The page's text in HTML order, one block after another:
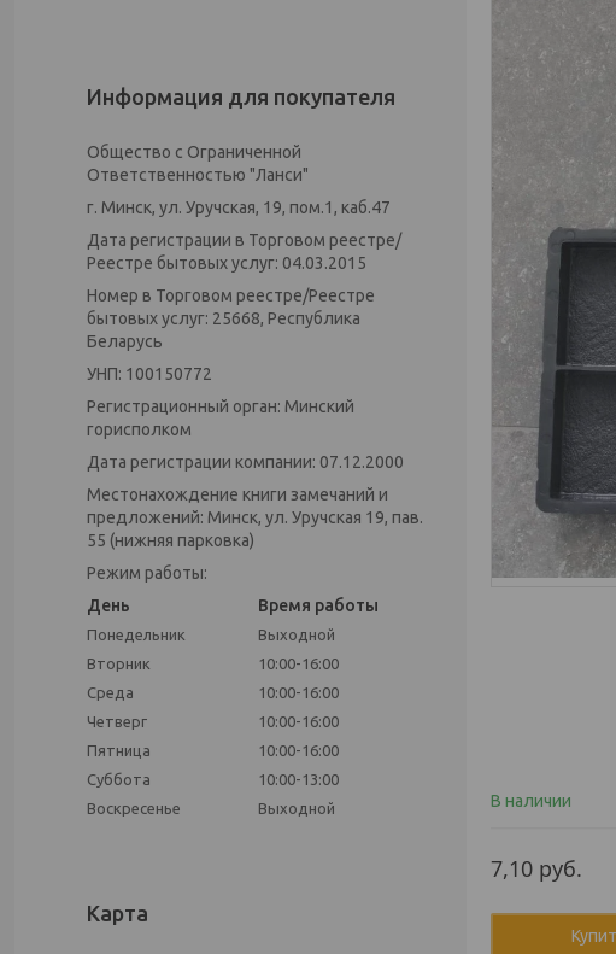
В наличии
7,10 руб.
Информация для покупателя
Общество с Ограниченной
Ответственностью "Ланси"
г. Минск, ул. Уручская, 19, пом.1, каб.47
Дата регистрации в Торговом реестре/
Реестре бытовых услуг: 04.03.2015
Номер в Торговом реестре/Реестре
бытовых услуг: 25668, Республика
Беларусь
УНП: 100150772
Регистрационный орган: Минский
горисполком
Дата регистрации компании: 07.12.2000
Местонахождение книги замечаний и
предложений: Минск, ул. Уручская 19, пав.
55 (нижняя парковка)
Режим работы:
День
Время работы
Понедельник
Выходной
Вторник
10:00-16:00
Среда
10:00-16:00
Четверг
10:00-16:00
Пятница
10:00-16:00
Суббота
10:00-13:00
Воскресенье
Выходной
Карта